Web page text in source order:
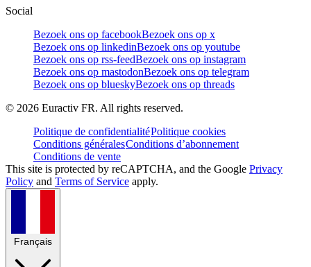
Social
Bezoek ons op facebookBezoek ons op x
Bezoek ons op linkedinBezoek ons op youtube
Bezoek ons op rss-feedBezoek ons op instagram
Bezoek ons op mastodonBezoek ons op telegram
Bezoek ons op blueskyBezoek ons op threads
© 2026 Euractiv FR. All rights reserved.
Politique de confidentialitéPolitique cookies
Conditions généralesConditions d’abonnement
Conditions de vente
This site is protected by reCAPTCHA, and the Google Privacy
Policy and Terms of Service apply.
Français